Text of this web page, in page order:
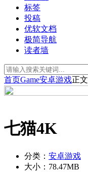
标签
投稿
优软文档
极简导航
读者墙
首页Game安卓游戏正文
七猫4K
分类： 安卓游戏
大小： 78.47MB